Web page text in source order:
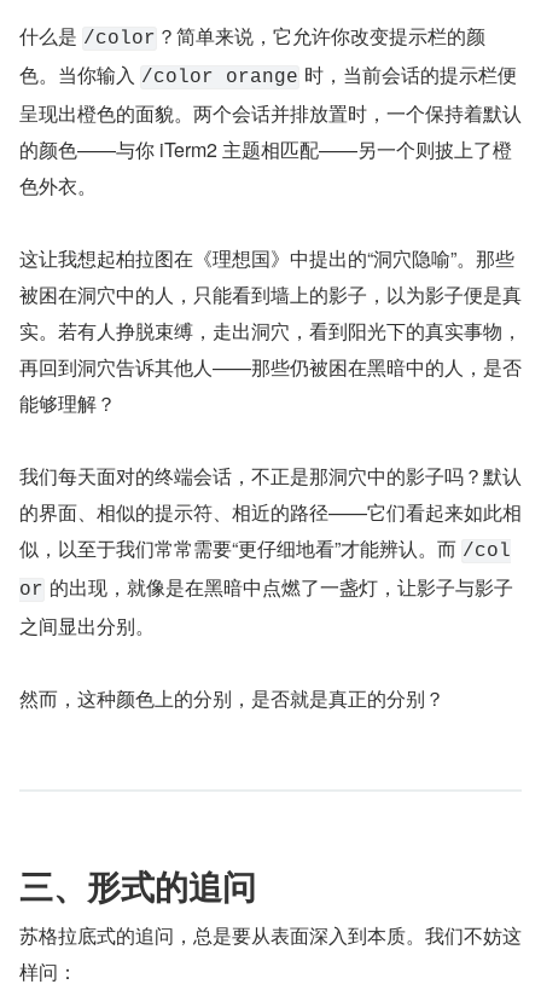
什么是 /color ？简单来说，它允许你改变提示栏的颜
色。当你输入 /color orange 时，当前会话的提示栏便
呈现出橙色的面貌。两个会话并排放置时，一个保持着默认
的颜色——与你 iTerm2 主题相匹配——另一个则披上了橙
色外衣。
这让我想起柏拉图在《理想国》中提出的“洞穴隐喻”。那些
被困在洞穴中的人，只能看到墙上的影子，以为影子便是真
实。若有人挣脱束缚，走出洞穴，看到阳光下的真实事物，
再回到洞穴告诉其他人——那些仍被困在黑暗中的人，是否
能够理解？
我们每天面对的终端会话，不正是那洞穴中的影子吗？默认
的界面、相似的提示符、相近的路径——它们看起来如此相
似，以至于我们常常需要“更仔细地看”才能辨认。而 /col
or 的出现，就像是在黑暗中点燃了一盏灯，让影子与影子
之间显出分别。
然而，这种颜色上的分别，是否就是真正的分别？
三、形式的追问
苏格拉底式的追问，总是要从表面深入到本质。我们不妨这
样问：